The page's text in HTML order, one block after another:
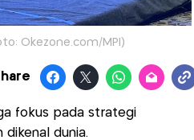
Okezone.com/MPI)
fokus pada strategi
dunia.